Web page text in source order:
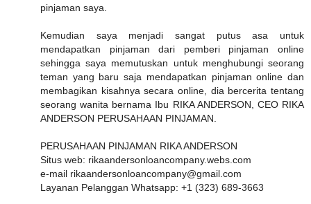
pinjaman saya.
Kemudian saya menjadi sangat putus asa untuk
mendapatkan pinjaman dari pemberi pinjaman online
sehingga saya memutuskan untuk menghubungi seorang
teman yang baru saja mendapatkan pinjaman online dan
membagikan kisahnya secara online, dia bercerita tentang
seorang wanita bernama Ibu RIKA ANDERSON, CEO RIKA
ANDERSON PERUSAHAAN PINJAMAN.
PERUSAHAAN PINJAMAN RIKA ANDERSON
Situs web: rikaandersonloancompany.webs.com
e-mail rikaandersonloancompany@gmail.com
Layanan Pelanggan Whatsapp: +1 (323) 689-3663